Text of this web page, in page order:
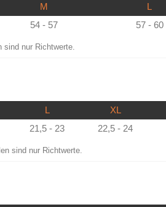
M L
sind nur Richtwerte.
54 - 57 57 - 60
L XL
sind nur Richtwerte.
21,5 - 23 22,5 - 24